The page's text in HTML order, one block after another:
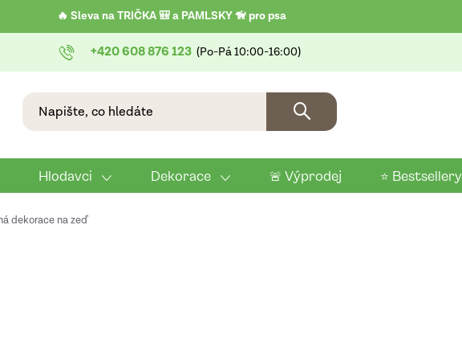
🔥 Sleva na TRIČKA 🎒 a PAMLSKY 🦮 pro psa
+420 608 876 123
Hlodavci Dekorace 🚨 Výprodej ⭐ Bestsellery
dekorace na zeď